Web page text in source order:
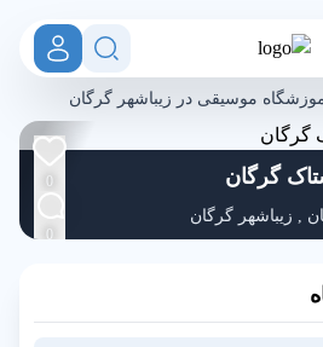
موسیقی در زیباشهر گرگان
گرگان
, زیباشهر گرگان
0
0